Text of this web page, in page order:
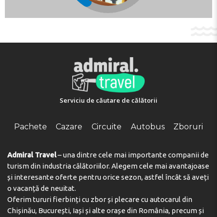
Key collection at the property - someone will meet you.
Adresa:Rue de la Méditerranée, 77700, Serris, France
Serviciu de căutare de călătorii
Pachete Cazare Circuite Autobus Zboruri
Admiral Travel– una dintre cele mai importante companii de
turism din industria călătoriilor. Alegem cele mai avantajoase
și interesante oferte pentru orice sezon, astfel încât să aveți
o vacanță de neuitat.
Oferim tururi fierbinți cu zbor și plecare cu autocarul din
Chișinău, București, Iași și alte orașe din România, precum și